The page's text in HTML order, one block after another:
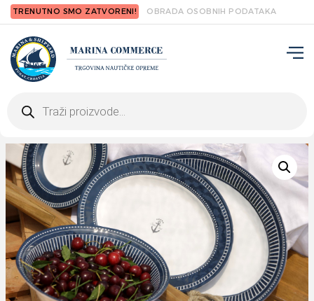
TRENUTNO SMO ZATVORENI! OBRADA OSOBNIH PODATAKA
search